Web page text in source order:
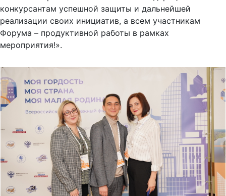
конкурсантам успешной защиты и дальнейшей
реализации своих инициатив, а всем участникам
Форума – продуктивной работы в рамках
мероприятия!».